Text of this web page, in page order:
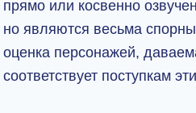
прямо или косвенно
но являются весьма
оценка персонажей,
соответствует поступкам